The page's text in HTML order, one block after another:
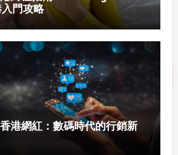
門攻略
港網紅：數碼時代的行銷新